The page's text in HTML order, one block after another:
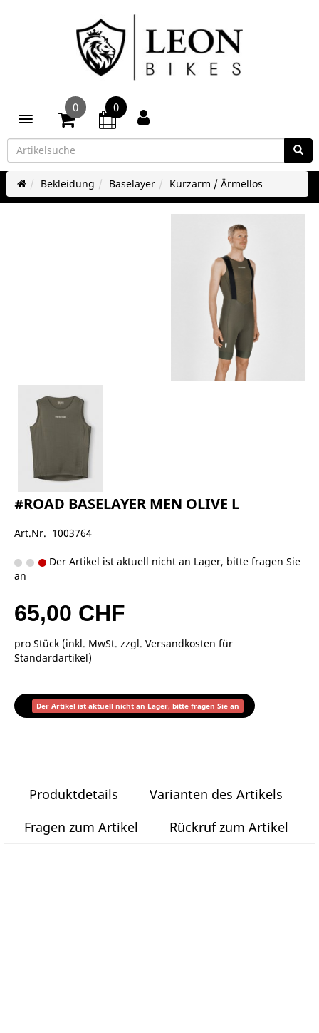
Toggle navigation
0 0
Bekleidung Baselayer Kurzarm / Ärmellos
#ROAD BASELAYER MEN OLIVE L
Art.Nr. 1003764
Der Artikel ist aktuell nicht an Lager, bitte fragen Sie
an
65,00 CHF
pro Stück (inkl. MwSt. zzgl. Versandkosten für
Standardartikel)
Der Artikel ist aktuell nicht an Lager, bitte fragen Sie an
Produktdetails
Varianten des Artikels
Fragen zum Artikel
Rückruf zum Artikel